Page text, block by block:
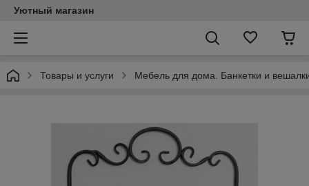
Уютный магазин
Товары и услуги Мебель для дома. Банкетки и